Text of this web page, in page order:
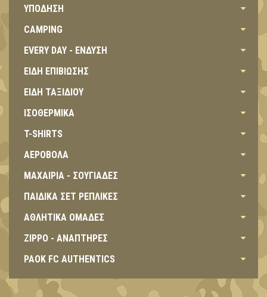
ΥΠΟΔΗΣΗ
CAMPING
EVERY DAY - ΕΝΔΥΣΗ
ΕΙΔΗ ΕΠΙΒΙΩΣΗΣ
ΕΙΔΗ ΤΑΞΙΔΙΟΥ
ΙΣΟΘΕΡΜΙΚΑ
T-SHIRTS
ΑΕΡΟΒΟΛΑ
ΜΑΧΑΙΡΙΑ - ΣΟΥΓΙΑΔΕΣ
ΠΑΙΔΙΚΑ ΣΕΤ ΡΕΠΛΙΚΕΣ
ΑΘΛΗΤΙΚΑ ΟΜΑΔΕΣ
ZIPPO - ΑΝΑΠΤΗΡΕΣ
PAOK FC AUTHENTICS